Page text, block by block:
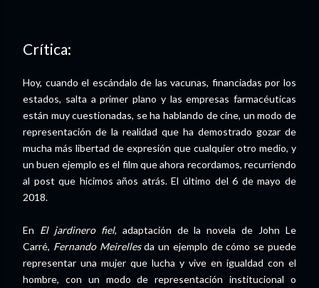
Crítica:
Hoy, cuando el escándalo de las vacunas, financiadas por los
estados, salta a primer plano y las empresas farmacéuticas
están muy cuestionadas, se ha hablando de cine, un modo de
representación de la realidad que ha demostrado gozar de
mucha más libertad de expresión que cualquier otro medio, y
un buen ejemplo es el film que ahora recordamos, recurriendo
al post que hicimos años atrás. El último del 6 de mayo de
2018.
En El jardinero fiel, adaptación de la novela de John Le
Carré, Fernando Meirellesda un ejemplo de cómo se puede
representar una mujer que lucha y vive en igualdad con el
hombre, con un modo de representación institucional o